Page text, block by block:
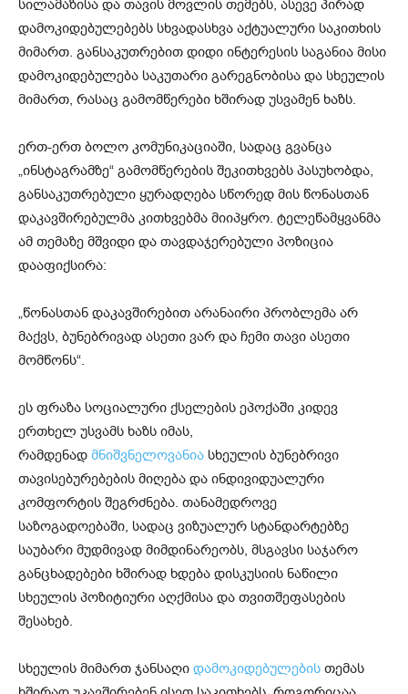
სილამაზისა და თავის მოვლის თემებს, ასევე პირად
დამოკიდებულებებს სხვადასხვა აქტუალური საკითხის
მიმართ. განსაკუთრებით დიდი ინტერესის საგანია მისი
დამოკიდებულება საკუთარი გარეგნობისა და სხეულის
მიმართ, რასაც გამომწერები ხშირად უსვამენ ხაზს.
ერთ-ერთ ბოლო კომუნიკაციაში, სადაც გვანცა
„ინსტაგრამზე“ გამომწერების შეკითხვებს პასუხობდა,
განსაკუთრებული ყურადღება სწორედ მის წონასთან
დაკავშირებულმა კითხვებმა მიიპყრო. ტელეწამყვანმა
ამ თემაზე მშვიდი და თავდაჯერებული პოზიცია
დააფიქსირა:
„წონასთან დაკავშირებით არანაირი პრობლემა არ
მაქვს, ბუნებრივად ასეთი ვარ და ჩემი თავი ასეთი
მომწონს“.
ეს ფრაზა სოციალური ქსელების ეპოქაში კიდევ
ერთხელ უსვამს ხაზს იმას,
რამდენად მნიშვნელოვანია სხეულის ბუნებრივი
თავისებურებების მიღება და ინდივიდუალური
კომფორტის შეგრძნება. თანამედროვე
საზოგადოებაში, სადაც ვიზუალურ სტანდარტებზე
საუბარი მუდმივად მიმდინარეობს, მსგავსი საჯარო
განცხადებები ხშირად ხდება დისკუსიის ნაწილი
სხეულის პოზიტიური აღქმისა და თვითშეფასების
შესახებ.
სხეულის მიმართ ჯანსაღი დამოკიდებულების თემას